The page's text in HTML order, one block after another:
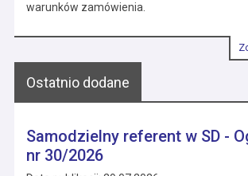
warunków zamówienia.
Ostatnio dodane
Samodzielny referent w SD -
nr 30/2026